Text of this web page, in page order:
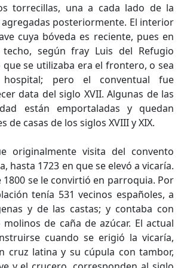
torrecillas, una a cada lado de la
agregadas posteriormente. El interior
cuya bóveda es reciente, pues en
según fray Luis del Refugio
que se utilizaba era el frontero, o sea
pero el conventual fue
data del siglo XVII. Algunas de las
están emportaladas y quedan
de casas de los siglos XVIII y XIX.
originalmente visita del convento
hasta 1723 en que se elevó a vicaría.
1800 se le convirtió en parroquia. Por
tenía 531 vecinos españoles, a
y de las castas; y contaba con
de caña de azúcar. El actual
cuando se erigió la vicaría,
cruz latina y su cúpula con tambor,